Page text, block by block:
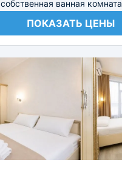
собственная ванная комната
ПОКАЗАТЬ ЦЕНЫ